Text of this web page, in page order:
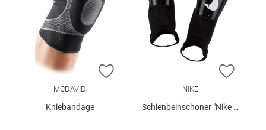
ZUR WUNSCHLISTE HINZUFÜGEN
MCDAVID
Kniebandage
ZUR
NIKE
Schienbeinschoner "Nike Charge"